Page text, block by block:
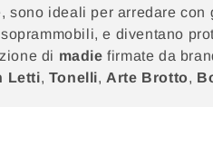
sono ideali per arredare
e diventano
di madie firmate da
Letti, Tonelli, Arte Brotto,